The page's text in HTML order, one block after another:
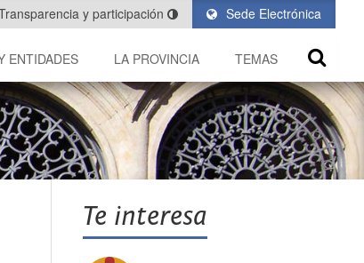
Sede Electrónica
y participación
ENTIDADES LA PROVINCIA TEMAS
Te interesa